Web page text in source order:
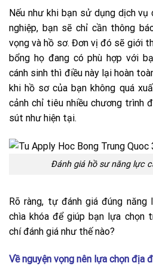
Nếu như khi bạn sử dụng dịch
nghiệp, bạn sẽ chỉ cần thông
vọng và hồ sơ. Đơn vị đó sẽ giới
bổng họ đang có phù hợp với
cánh sinh thì điều này lại hoàn
khi hồ sơ của bạn không quá
cảnh chỉ tiêu nhiều chương trình
sút như hiện tại.
Đánh giá hồ sư năng lực
Rõ ràng, tự đánh giá đúng năng
chìa khóa để giúp bạn lựa
chí đánh giá như thế nào?
Về nguyện vọng nên lựa chọn địa